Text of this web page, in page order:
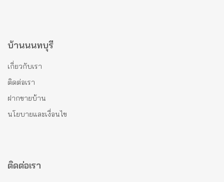
บ้านนนทบุรี
เกี่ยวกับเรา
ติดต่อเรา
ฝากขายบ้าน
นโยบายและเงื่อนไข
ติดต่อเรา